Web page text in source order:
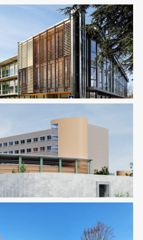
Pilotage D'opération / MOEX Santé
Structure VRD
Économie De La Construction
Structure Thermique VRD